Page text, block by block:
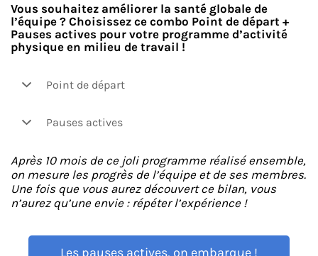
Vous souhaitez améliorer la santé globale de
l’équipe ? Choisissez ce combo Point de départ +
Pauses actives pour votre programme d’activité
physique en milieu de travail !
Point de départ
questions des membres de l'équipe et de mesurer le
C'est le point central de l'adoption du service par vos
équipes, avec la mise en place d'une relation de
confiance et de convivialité autour du sport en
entreprise. Il est constitué d'étapes simples, où
Pauses actives
Conçues pour les travailleurs de bureau, les
Après 10 mois de ce joli programme réalisé ensemble,
on mesure les progrès de l’équipe et de ses membres.
Une fois que vous aurez découvert ce bilan, vous
n’aurez qu’une envie : répéter l’expérience !
Les pauses actives, on embarque !